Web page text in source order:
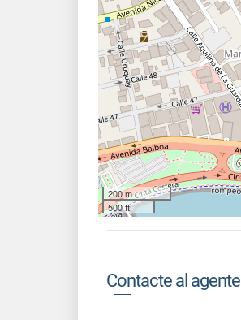
200 m
500 ft
Contacte al agente